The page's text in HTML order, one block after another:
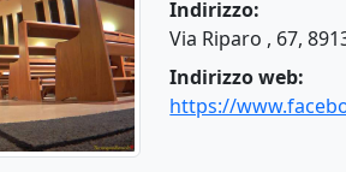
Indirizzo:
Via Riparo , 67,
Indirizzo web:
https://